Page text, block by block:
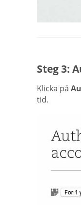
Steg 3:
Klicka på
tid.